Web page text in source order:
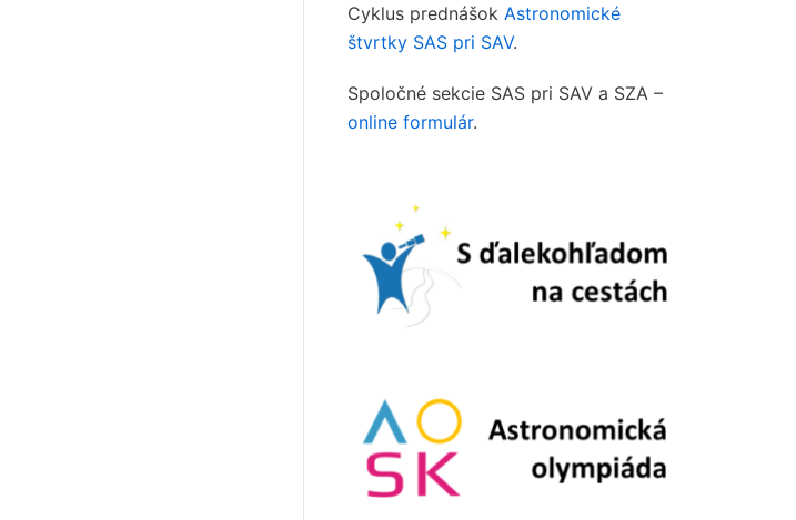
Cyklus prednášok Astronomické
štvrtky SAS pri SAV.
Spoločné sekcie SAS pri SAV a SZA –
online formulár.